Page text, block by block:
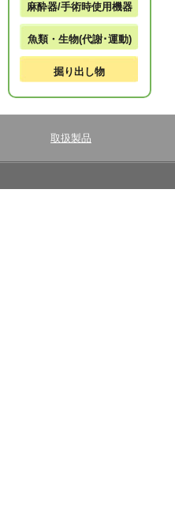
麻酔器/手術時使用機器
魚類・生物(代謝･運動)
掘り出し物
取扱製品